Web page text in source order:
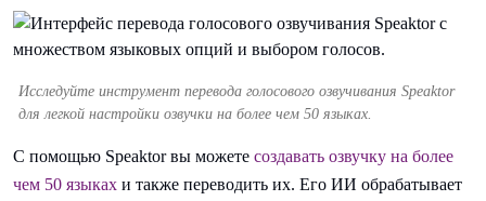
Исследуйте инструмент перевода голосового озвучивания Speaktor
для легкой настройки озвучки на более чем 50 языках.
С помощью Speaktor вы можете создавать озвучку на более
чем 50 языках и также переводить их. Его ИИ обрабатывает